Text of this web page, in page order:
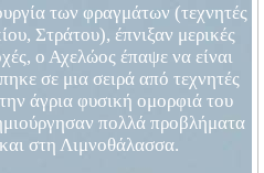
των φραγμάτων (τεχνητές
Στράτου), έπνιξαν μερικές
ο Αχελώος έπαψε να είναι
σε μια σειρά από τεχνητές
άγρια φυσική ομορφιά του
πολλά προβλήματα
στη Λιμνοθάλασσα.